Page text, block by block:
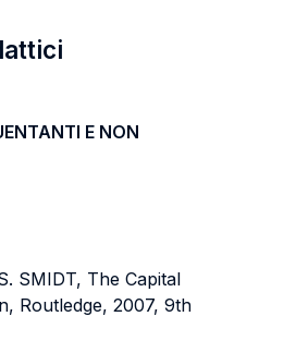
E NON
SMIDT, The Capital
Routledge, 2007, 9th